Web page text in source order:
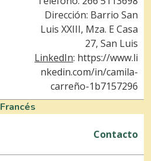
Dirección: Barrio San
Luis XXIII, Mza. E Casa
27, San Luis
LinkedIn: https://www.li
nkedin.com/in/camila-
carreño-1b7157296
Francés
Contacto